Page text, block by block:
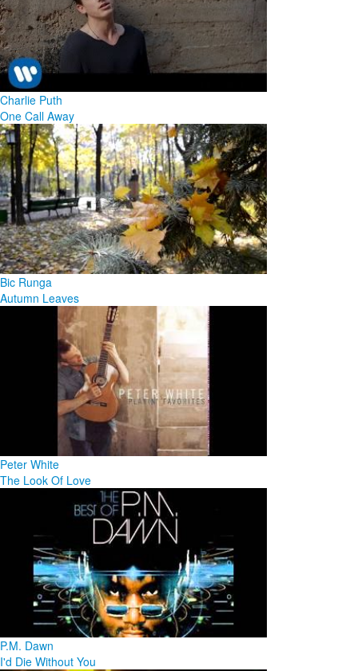
Charlie Puth
One Call Away
Bic Runga
Autumn Leaves
Peter White
The Look Of Love
P.M. Dawn
I'd Die Without You